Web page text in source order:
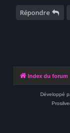
Répondre
Index du forum
Développé